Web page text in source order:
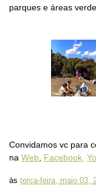
parques e áreas
Convidamos vc para
na Web Facebook,
às terça-feira, maio 03,